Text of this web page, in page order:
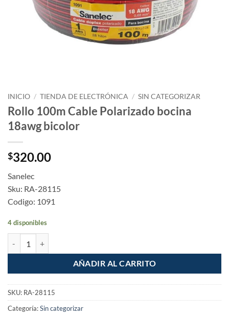
INICIO / TIENDA DE ELECTRÓNICA / SIN CATEGORIZAR
Rollo 100m Cable Polarizado bocina
18awg bicolor
$320.00
Sanelec
Sku: RA-28115
Codigo: 1091
4 disponibles
AÑADIR AL CARRITO
SKU: RA-28115
Categoría:Sin categorizar